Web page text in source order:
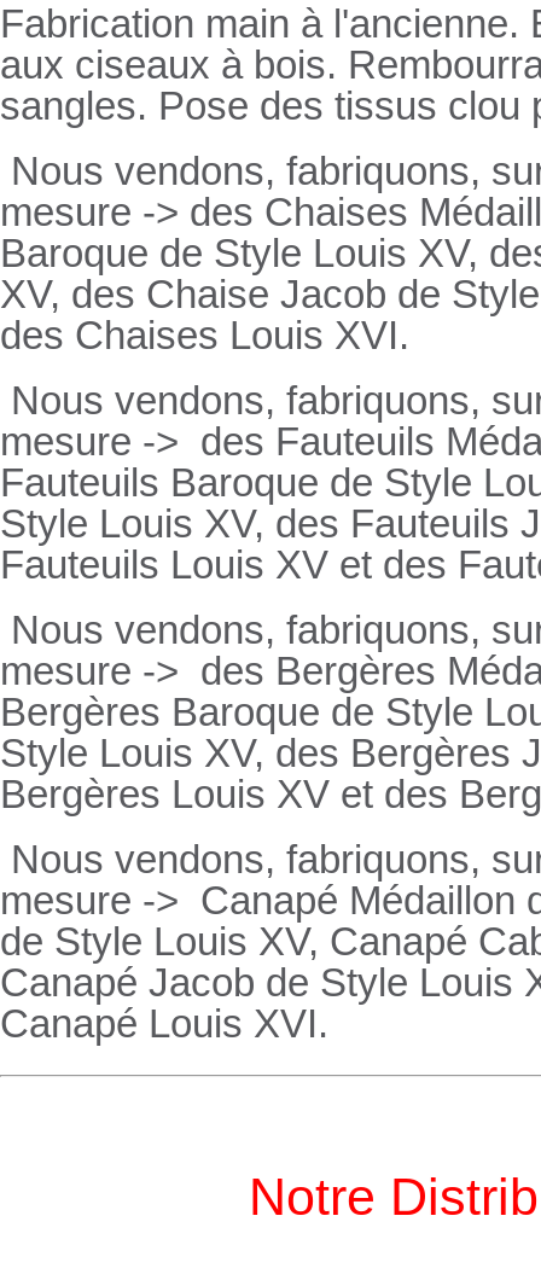
Fabrication main à
aux ciseaux à bois.
sangles. Pose des tissus clou
Nous vendons, fabriquons,
mesure -> des Chaises
Baroque de Style Louis XV,
XV, des Chaise Jacob de
des Chaises Louis XVI.
Nous vendons, fabriquons,
mesure -> des Fauteuils
Fauteuils Baroque de Style
Style Louis XV, des Fauteuils
Fauteuils Louis XV et des
Nous vendons, fabriquons,
mesure -> des Bergères
Bergères Baroque de Style
Style Louis XV, des Bergères
Bergères Louis XV et des
Nous vendons, fabriquons,
mesure -> Canapé Médaillon
de Style Louis XV, Canapé
Canapé Jacob de Style Louis
Canapé Louis XVI.
Notre